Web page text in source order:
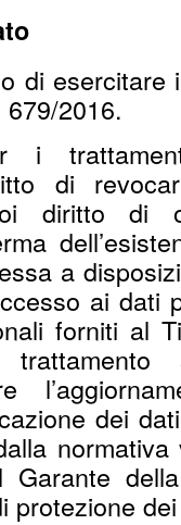
di
2016.
i
di
diritto di
a
ai dati
forniti al
dei
Garante
protezione